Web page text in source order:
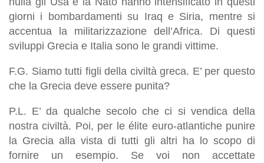
giorni i bombardamenti su Iraq e Siria, mentre si
accentua la militarizzazione dell’Africa. Di questi
sviluppi Grecia e Italia sono le grandi vittime.
F.G. Siamo tutti figli della civiltà greca. E’ per questo
che la Grecia deve essere punita?
P.L. E’ da qualche secolo che ci si vendica della
nostra civiltà. Poi, per le élite euro-atlantiche punire
la Grecia alla vista di tutti gli altri ha lo scopo di
fornire un esempio. Se voi non accettate